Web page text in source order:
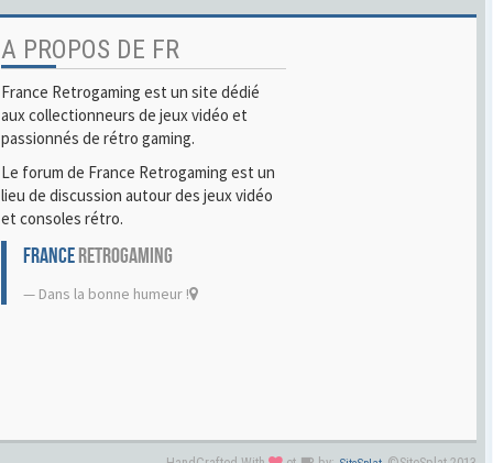
A PROPOS DE FR
France Retrogaming est un site dédié
aux collectionneurs de jeux vidéo et
passionnés de rétro gaming.
Le forum de France Retrogaming est un
lieu de discussion autour des jeux vidéo
et consoles rétro.
FRANCERETROGAMING
Dans la bonne humeur !